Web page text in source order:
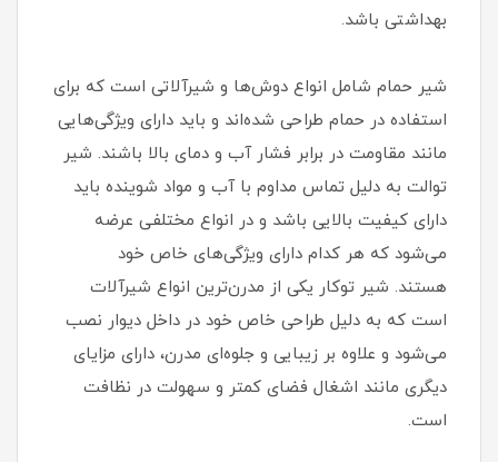
بهداشتی باشد.
شیر حمام شامل انواع دوش‌ها و شیرآلاتی است که برای
استفاده در حمام طراحی شده‌اند و باید دارای ویژگی‌هایی
مانند مقاومت در برابر فشار آب و دمای بالا باشند. شیر
توالت به دلیل تماس مداوم با آب و مواد شوینده باید
دارای کیفیت بالایی باشد و در انواع مختلفی عرضه
می‌شود که هر کدام دارای ویژگی‌های خاص خود
هستند. شیر توکار یکی از مدرن‌ترین انواع شیرآلات
است که به دلیل طراحی خاص خود در داخل دیوار نصب
می‌شود و علاوه بر زیبایی و جلوه‌ای مدرن، دارای مزایای
دیگری مانند اشغال فضای کمتر و سهولت در نظافت
است.